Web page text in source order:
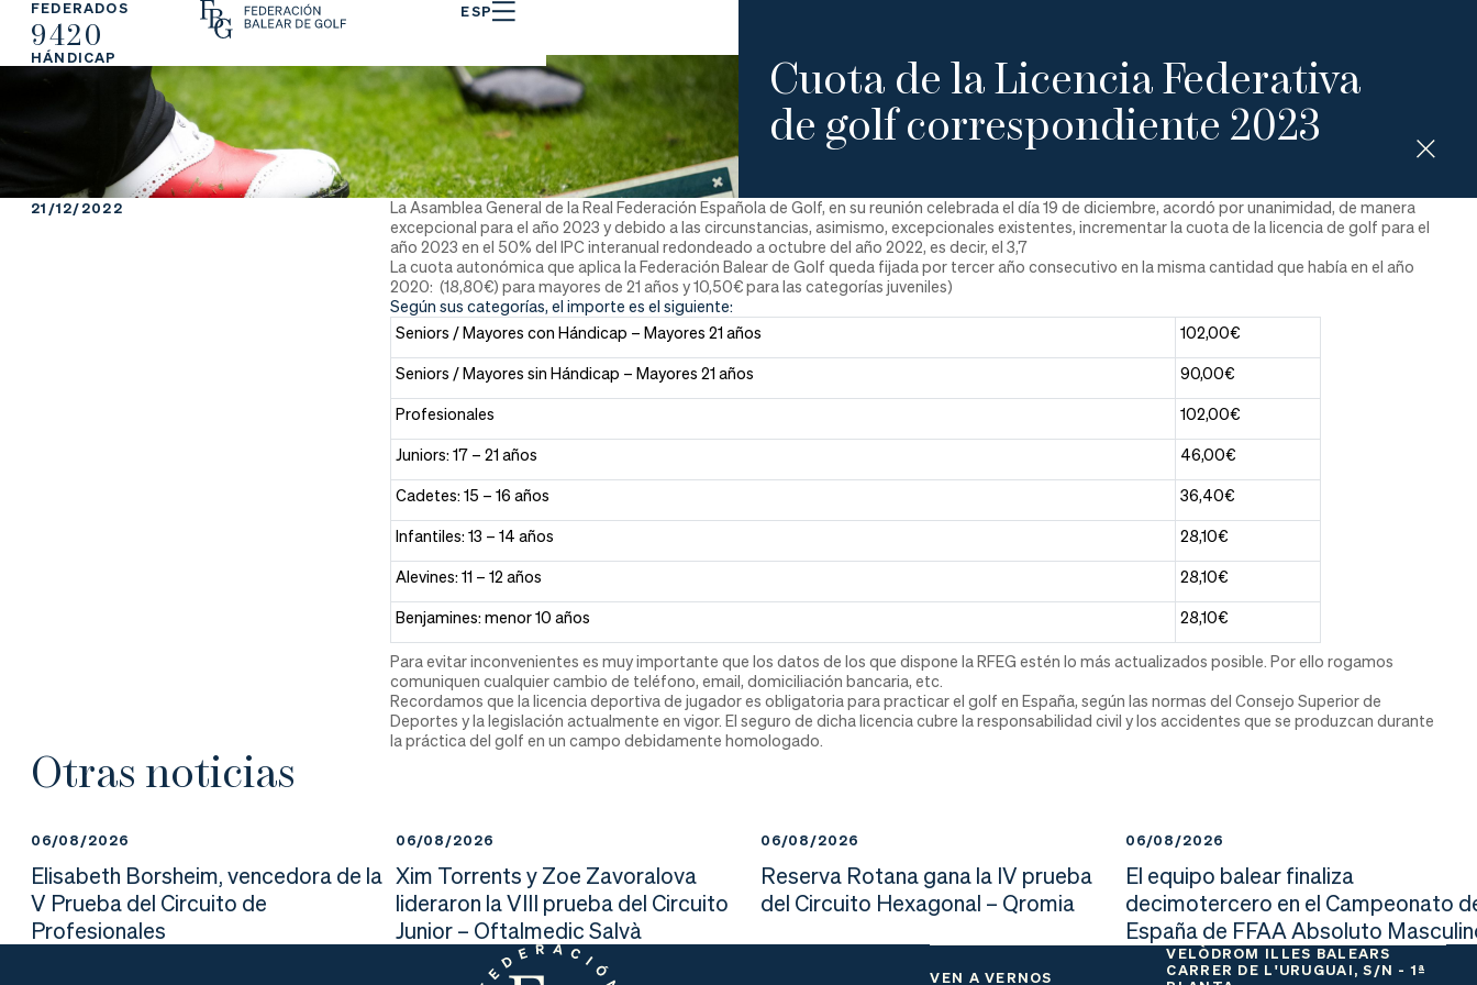
FEDERADOS
9420
HÁNDICAP
ESP
La
Fe
ra
Fe
de
ra
rs
Ju
ga
r
Cuota de la Licencia Federativa
de golf correspondiente 2023
21/12/2022
La Asamblea General de la Real Federación Española de Golf, en su reunión celebrada el día 19 de diciembre, acordó por unanimidad, de manera
excepcional para el año 2023 y debido a las circunstancias, asimismo, excepcionales existentes, incrementar la cuota de la licencia de golf para el
año 2023 en el 50% del IPC interanual redondeado a octubre del año 2022, es decir, el 3,7
La cuota autonómica que aplica la Federación Balear de Golf queda fijada por tercer año consecutivo en la misma cantidad que había en el año
2020: (18,80€) para mayores de 21 años y 10,50€ para las categorías juveniles)
Según sus categorías, el importe es el siguiente:
Seniors / Mayores con Hándicap – Mayores 21 años
102,00€
Seniors / Mayores sin Hándicap – Mayores 21 años 90,00€
Profesionales 102,00€
Juniors: 17 – 21 años 46,00€
Cadetes: 15 – 16 años 36,40€
Infantiles: 13 – 14 años 28,10€
Alevines: 11 – 12 años 28,10€
Benjamines: menor 10 años 28,10€
Para evitar inconvenientes es muy importante que los datos de los que dispone la RFEG estén lo más actualizados posible. Por ello rogamos
comuniquen cualquier cambio de teléfono, email, domiciliación bancaria, etc.
Recordamos que la licencia deportiva de jugador es obligatoria para practicar el golf en España, según las normas del Consejo Superior de
Deportes y la legislación actualmente en vigor. El seguro de dicha licencia cubre la responsabilidad civil y los accidentes que se produzcan durante
la práctica del golf en un campo debidamente homologado.
Otras noticias
06/08/2026
Elisabeth Borsheim, vencedora de la
V Prueba del Circuito de
Profesionales
06/08/2026
Xim Torrents y Zoe Zavoralova
lideraron la VIII prueba del Circuito
Junior – Oftalmedic Salvà
06/08/2026
Reserva Rotana gana la IV prueba
del Circuito Hexagonal – Qromia
06/08/2026
El equipo balear finaliza
decimotercero en el Campeonato
España de FFAA Absoluto
VEN A VERNOS
VELÒDROM ILLES BALEARS
CARRER DE L'URUGUAI, S/N - 1ª